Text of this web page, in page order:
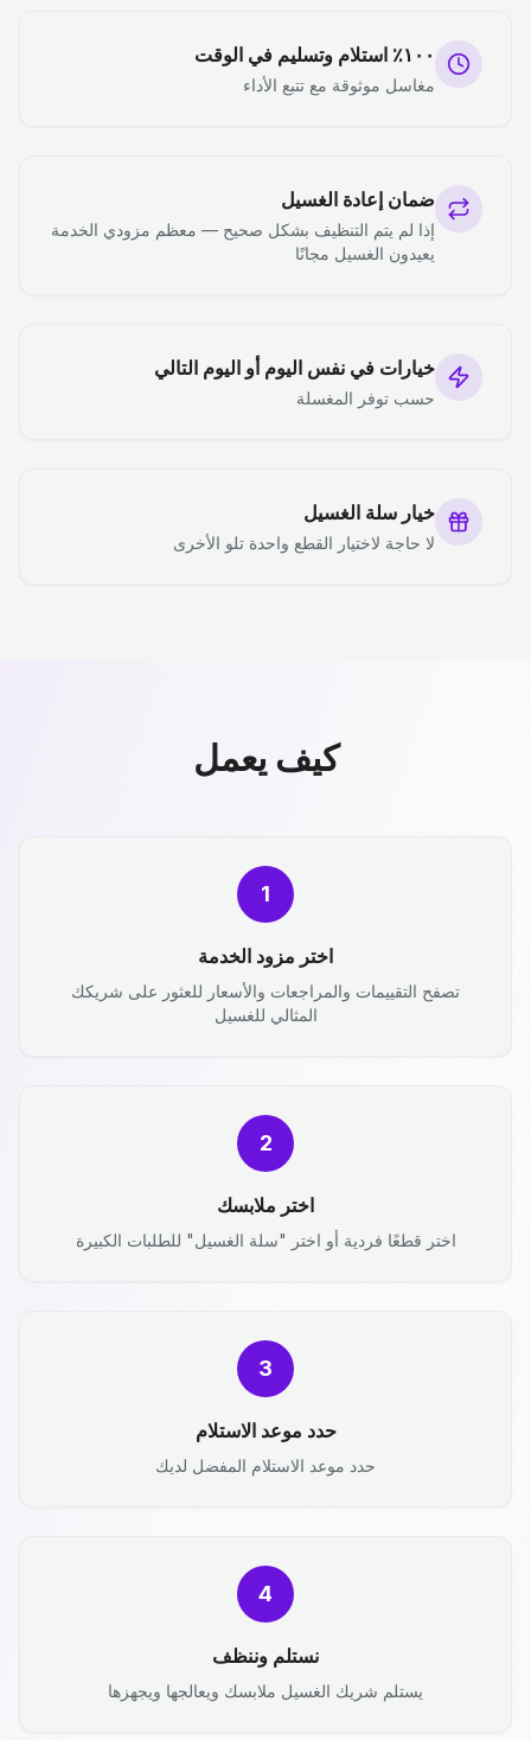
١٠٠٪ استلام وتسليم في الوقت
مغاسل موثوقة مع تتبع الأداء
ضمان إعادة الغسيل
إذا لم يتم التنظيف بشكل صحيح — معظم مزودي الخدمة
يعيدون الغسيل مجانًا
خيارات في نفس اليوم أو اليوم التالي
حسب توفر المغسلة
خيار سلة الغسيل
لا حاجة لاختيار القطع واحدة تلو الأخرى
كيف يعمل
1
اختر مزود الخدمة
تصفح التقييمات والمراجعات والأسعار للعثور على شريكك
المثالي للغسيل
2
اختر ملابسك
اختر قطعًا فردية أو اختر "سلة الغسيل" للطلبات الكبيرة
3
حدد موعد الاستلام
حدد موعد الاستلام المفضل لديك
4
نستلم وننظف
يستلم شريك الغسيل ملابسك ويعالجها ويجهزها